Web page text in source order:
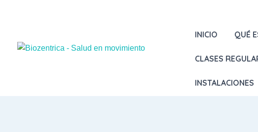
INICIO QUÉ
CLASES
INSTALACIONES